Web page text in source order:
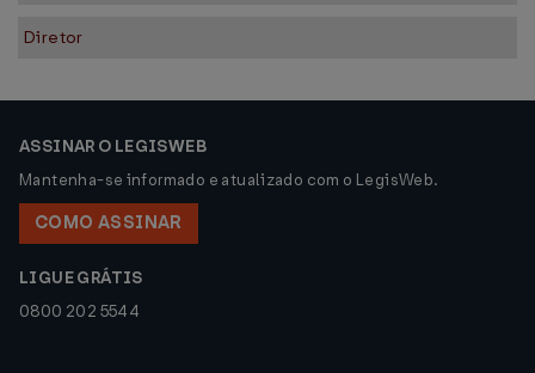
Diretor
ASSINAR O LEGISWEB
Mantenha-se informado e atualizado com o LegisWeb.
COMO ASSINAR
LIGUE GRÁTIS
0800 202 5544